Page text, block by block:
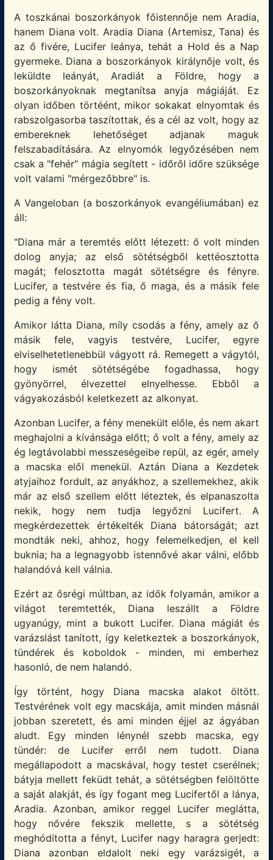
A toszkánai boszorkányok főistennője nem Aradia,
hanem Diana volt. Aradia Diana (Artemisz, Tana) és
az ő fivére, Lucifer leánya, tehát a Hold és a Nap
gyermeke. Diana a boszorkányok királynője volt, és
leküldte leányát, Aradiát a Földre, hogy a
boszorkányoknak megtanítsa anyja mágiáját. Ez
olyan időben törtéént, mikor sokakat elnyomtak és
rabszolgasorba taszítottak, és a cél az volt, hogy az
embereknek lehetőséget adjanak maguk
felszabadítására. Az elnyomók legyőzésében nem
csak a "fehér" mágia segített - időről időre szüksége
volt valami "mérgezőbbre" is.
A Vangeloban (a boszorkányok evangéliumában) ez
áll:
"Diana már a teremtés előtt létezett: ő volt minden
dolog anyja; az első sötétségből kettéosztotta
magát; felosztotta magát sötétségre és fényre.
Lucifer, a testvére és fia, ő maga, és a másik fele
pedig a fény volt.
Amikor látta Diana, míly csodás a fény, amely az ő
másik fele, vagyis testvére, Lucifer, egyre
elviselhetetlenebbül vágyott rá. Remegett a vágytól,
hogy ismét sötétségébe fogadhassa, hogy
gyönyörrel, élvezettel elnyelhesse. Ebből a
vágyakozásból keletkezett az alkonyat.
Azonban Lucifer, a fény menekült előle, és nem akart
meghajolni a kívánsága előtt; ő volt a fény, amely az
ég legtávolabbi messzeségeibe repül, az egér, amely
a macska elől menekül. Aztán Diana a Kezdetek
atyjaihoz fordult, az anyákhoz, a szellemekhez, akik
már az első szellem előtt léteztek, és elpanaszolta
nekik, hogy nem tudja legyőzni Lucifert. A
megkérdezettek értékelték Diana bátorságát; azt
mondták neki, ahhoz, hogy felemelkedjen, el kell
buknia; ha a legnagyobb istennővé akar válni, előbb
halandóvá kell válnia.
Ezért az ősrégi múltban, az idők folyamán, amikor a
világot teremtették, Diana leszállt a Földre
ugyanúgy, mint a bukott Lucifer. Diana mágiát és
varázslást tanított, így keletkeztek a boszorkányok,
tündérek és koboldok - minden, mi emberhez
hasonló, de nem halandó.
Így történt, hogy Diana macska alakot öltött.
Testvérének volt egy macskája, amit minden másnál
jobban szeretett, és ami minden éjjel az ágyában
aludt. Egy minden lénynél szebb macska, egy
tündér: de Lucifer erről nem tudott. Diana
megállapodott a macskával, hogy testet cserélnek;
bátyja mellett feküdt tehát, a sötétségben felöltötte
a saját alakját, és így fogant meg Lucifertől a lánya,
Aradia. Azonban, amikor reggel Lucifer meglátta,
hogy nővére fekszik mellette, s a sötétség
meghódította a fényt, Lucifer nagy haragra gerjedt:
Diana azonban eldalolt neki egy varázsigét, a